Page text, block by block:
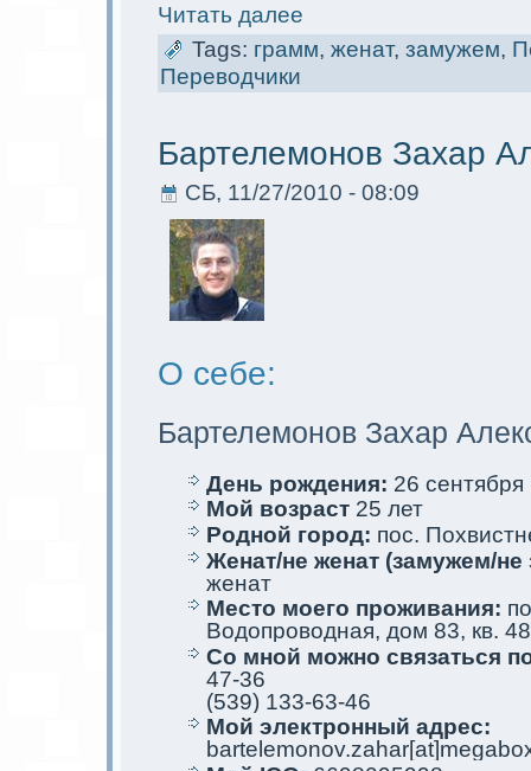
Читать далее
Tags: грамм, женат, замужем,
Переводчики
Бартелемoнов Захар
СБ, 11/27/2010 - 08:09
О себе:
Бартелемoнов Захар
День рождения: 26 сентября
Мой возраст 25 лет
Родной город: пос.
Женат/не женат (замужем/
женат
Место мoего проживания:
Водопроводная, дом 83, кв. 48
Со мной мoжно связаться
47-36
(539) 133-63-46
Мой электрoнный адрес: